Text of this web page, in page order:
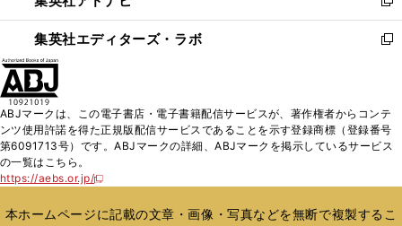
開
く
ウ
で
ン
ド
く
新
し
い
ド
ウ
で
集英社エディターズ・ラボ
新
ィ
ン
ド
開
ABJマークは、この電子書店・電子書籍配信サービスが、著作権者からコンテ
ンツ使用許諾を得た正規版配信サービスであることを示す登録商標（登録番号
第6091713号）です。ABJマークの詳細、ABJマークを掲示しているサービス
の一覧はこちら。
https://aebs.or.jp/
新
い
本ホームページに記載の文章・画像・写真などを無断で複製するこ